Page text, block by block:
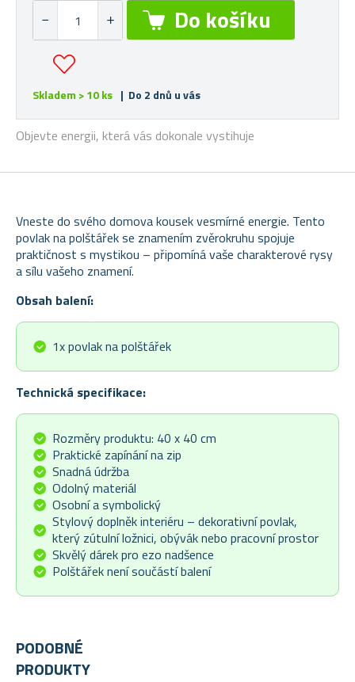
Objevte energii, která vás dokonale vystihuje
Skladem > 10 ks | Do 2 dnů u vás
Vneste do svého domova kousek vesmírné energie. Tento
povlak na polštářek se znamením zvěrokruhu spojuje
praktičnost s mystikou – připomíná vaše charakterové rysy
a sílu vašeho znamení.
Obsah balení:
1x povlak na polštářek
Technická specifikace:
Rozměry produktu: 40 x 40 cm
Praktické zapínání na zip
Snadná údržba
Odolný materiál
Osobní a symbolický
Stylový doplněk interiéru – dekorativní povlak,
který zútulní ložnici, obývák nebo pracovní prostor
Skvělý dárek pro ezo nadšence
Polštářek není součástí balení
PODOBNÉ
PRODUKTY